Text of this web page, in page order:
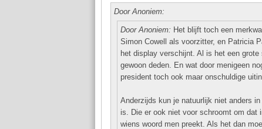
Door Anoniem:
Door Anoniem: Het blijft toch een
Simon Cowell als voorzitter, en Patricia
het display verschijnt. Al is het een
gewoon deden. En wat door menigeen
president toch ook maar onschuldige
Anderzijds kun je natuurlijk niet anders
is. Die er ook niet voor schroomt om dat
wiens woord men preekt. Als het dan